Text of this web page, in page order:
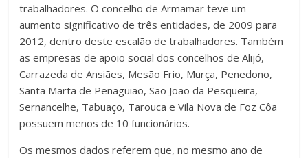
trabalhadores. O concelho de Armamar teve um
aumento significativo de três entidades, de 2009 para
2012, dentro deste escalão de trabalhadores. Também
as empresas de apoio social dos concelhos de Alijó,
Carrazeda de Ansiães, Mesão Frio, Murça, Penedono,
Santa Marta de Penaguião, São João da Pesqueira,
Sernancelhe, Tabuaço, Tarouca e Vila Nova de Foz Côa
possuem menos de 10 funcionários.
Os mesmos dados referem que, no mesmo ano de